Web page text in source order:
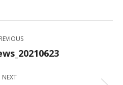
LinkedInWhatsApp
Previous
NEXT